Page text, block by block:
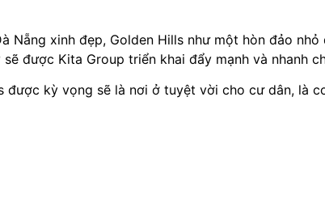
Nẵng xinh đẹp, Golden Hills như một hòn đảo
được Kita Group triển khai đẩy mạnh và nhanh
được kỳ vọng sẽ là nơi ở tuyệt vời cho cư dân, là